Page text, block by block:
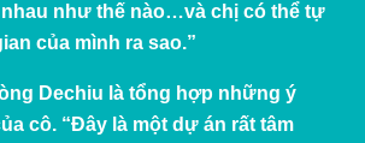
như thế nào…và chị có thể tự
của mình ra sao.”
Dechiu là tổng hợp những ý
cô. “Đây là một dự án rất tâm